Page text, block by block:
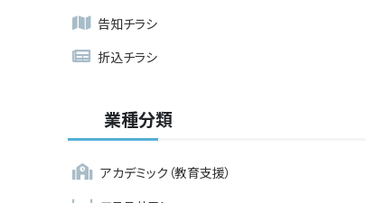
告知チラシ
折込チラシ
業種分類
アカデミック（教育支援）